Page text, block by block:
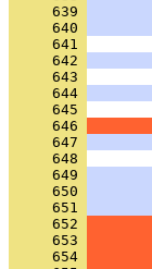
     639
     640
     641
     642
     643
     644
     645
     646
     647
     648
     649
     650
     651
     652
     653
     654